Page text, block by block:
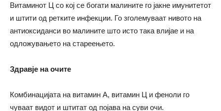
Витаминот Ц со кој се богати малините го јакне имунитетот
и штити од ретките инфекции. Го зголемуваат нивото на
антиоксиданси во малините што исто така влијае и на
одложувањето на стареењето.
Здравје на очите
Комбинацијата на витамин А, витамин Ц и феноли го
чуваат видот и штитат од појава на суви очи.